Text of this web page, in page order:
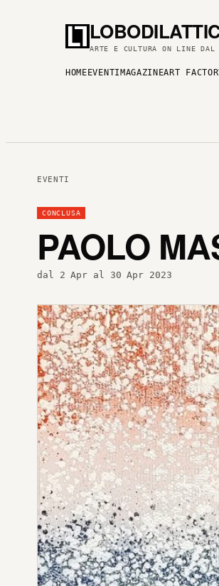
ARTE E CULTURA ON LINE
HOME EVENTI MAGAZINEART
EVENTI
CONCLUSA
PAOLO
dal 2 Apr al 30 Apr 2023